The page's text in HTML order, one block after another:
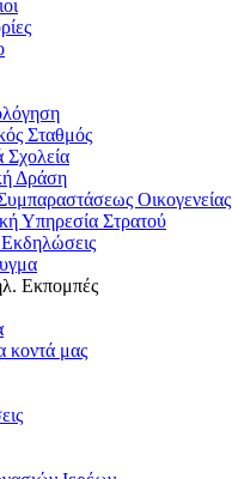
Σταθμός
Σχολεία
Δράση
Οικογενείας
Υπηρεσία Στρατού
Εκπομπές
κοντά μας